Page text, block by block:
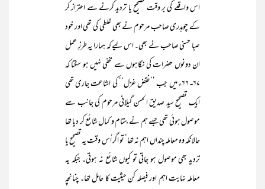
اس واقعے کی بر وقت تصحیح یا تردید کرنے سے احتراز کر
کے چوہدری صاحب مرحوم نے بھی غلطی کی تھی اور خود
صبا حسنی صاحب نے بھی۔ اس لیے کہ ہمارا یہ طرزِ عمل
ان دونوں حضرات کی نگاہوں سے مخفی نہیں ہو سکتا کہ
۶۷- ۶۶ء میں جب ’’نقض غزل‘‘ کی اشاعت جاری تھی
ایک تصحیح سید صدیق الحسن گیلانی مرحوم کی جانب سے
موصول ہوئی تھی جسے ہم نے بتمام و کمال شائع کر دیا تھا
حالانکہ وہ معاملہ چنداں اہم نہ تھا‘ تو اگر اُس وقت یہ تصحیح یا
تردید بھی موصول ہو جاتی تو کیوں شائع نہ ہوتی۔ جبکہ یہ
معاملہ نہایت اہم اور فیصلہ کن حیثیت کا حامل تھا۔ چنانچہ